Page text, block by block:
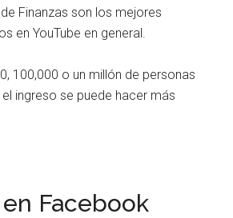
Finanzas son los mejores
en YouTube en general.
100,000 o un millón de personas
ingreso se puede hacer más
Facebook